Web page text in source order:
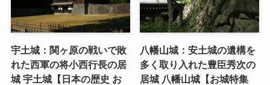
宇土城：関ヶ原の戦いで敗
れた西軍の将小西行長の居
城 宇土城【日本の歴史 お
八幡山城：安土城の遺構を
多く取り入れた豊臣秀次の
居城 八幡山城【お城特集